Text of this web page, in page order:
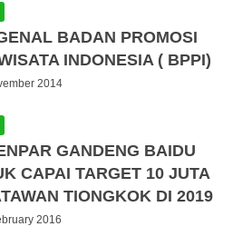
BADAN PROMOSI
INDONESIA ( BPPI)
2014
GANDENG BAIDU
CAPAI TARGET 10 JUTA
TIONGKOK DI 2019
2016